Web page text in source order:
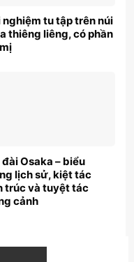
nghiệm tu tập trên núi
thiêng liêng, có phần
đài Osaka – biểu
lịch sử, kiệt tác
trúc và tuyệt tác
cảnh